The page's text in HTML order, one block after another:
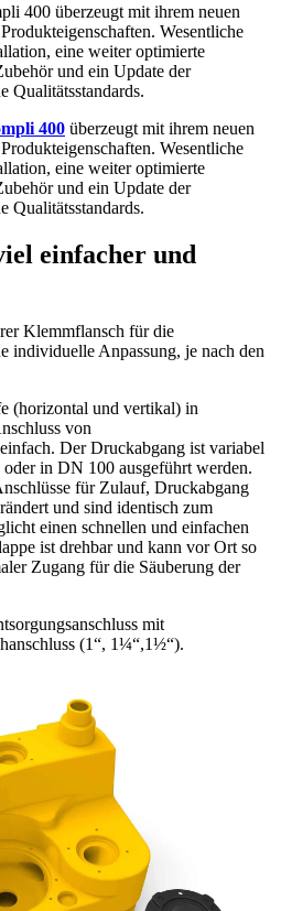
400 überzeugt mit ihrem neuen
Wesentliche
eine weiter optimierte
und ein Update der
Qualitätsstandards.
400 überzeugt mit ihrem neuen
Wesentliche
eine weiter optimierte
und ein Update der
Qualitätsstandards.
einfacher und
Klemmflansch für die
individuelle Anpassung, je nach den
(horizontal und vertikal) in
von
Der Druckabgang ist variabel
in DN 100 ausgeführt werden.
für Zulauf, Druckabgang
und sind identisch zum
einen schnellen und einfachen
ist drehbar und kann vor Ort so
Zugang für die Säuberung der
mit
(1“, 1¼“,1½“).